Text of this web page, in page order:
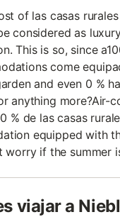
of las casas
considered as
This is so, since
come
and even 0 %
anything more?Air-
% de las casas
equipped with
worry if the summer
viajar a